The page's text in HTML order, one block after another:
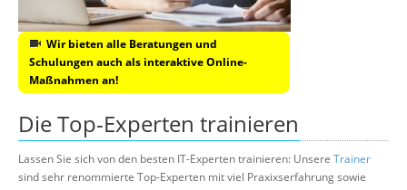
Wir bieten alle Beratungen und
Schulungen auch als interaktive Online-
Maßnahmen an!
Die Top-Experten trainieren
Lassen Sie sich von den besten IT-Experten trainieren: Unsere Trainer
sind sehr renommierte Top-Experten mit viel Praxixserfahrung sowie